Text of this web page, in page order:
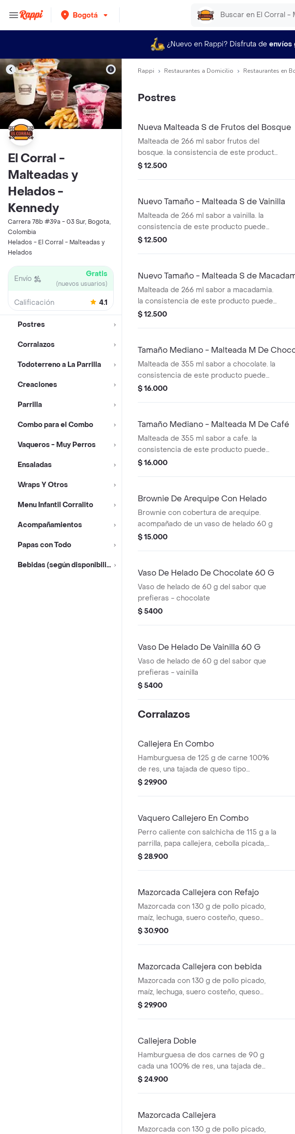
Bogotá
¿Nuevo en Rappi? Disfruta de envíos
El Corral -
Malteadas y
Helados -
Kennedy
Carrera 78b #39a - 03 Sur, Bogota,
Colombia
Helados - El Corral - Malteadas y
Helados
Envío Gratis
(nuevos usuarios)
Calificación 4.1
Postres
Corralazos
Todoterreno a La Parrilla
Creaciones
Parrilla
Combo para el Combo
Vaqueros - Muy Perros
Ensaladas
Wraps Y Otros
Menu Infantil Corralito
Acompañamientos
Papas con Todo
Bebidas (según disponibilidad)
Rappi Restaurantes a Domicilio Restaurantes en
Postres
Nueva Malteada S de Frutos del Bosque
Malteada de 266 ml sabor frutos del
bosque. la consistencia de este producto
puede variar debido al tiempo de
$ 12.500
Nuevo Tamaño - Malteada S de Vainilla
Malteada de 266 ml sabor a vainilla. la
consistencia de este producto puede
variar debido al tiempo de entrega.
$ 12.500
Nuevo Tamaño - Malteada S de
Malteada de 266 ml sabor a macadamia.
la consistencia de este producto puede
variar debido al tiempo de entrega.
$ 12.500
Tamaño Mediano - Malteada M De
Malteada de 355 ml sabor a chocolate. la
consistencia de este producto puede
variar debido al tiempo de entrega.
$ 16.000
Tamaño Mediano - Malteada M De Café
Malteada de 355 ml sabor a cafe. la
consistencia de este producto puede
variar debido al tiempo de entrega
$ 16.000
Brownie De Arequipe Con Helado
Brownie con cobertura de arequipe.
acompañado de un vaso de helado 60 g
$ 15.000
Vaso De Helado De Chocolate 60 G
Vaso de helado de 60 g del sabor que
prefieras - chocolate
$ 5400
Vaso De Helado De Vainilla 60 G
Vaso de helado de 60 g del sabor que
prefieras - vainilla
$ 5400
Corralazos
Callejera En Combo
Hamburguesa de 125 g de carne 100%
de res, una tajada de queso tipo
mozzarella, papas callejera, salsa blanca,
$ 29.900
Vaquero Callejero En Combo
Perro caliente con salchicha de 115 g a la
parrilla, papa callejera, cebolla picada,
salsa blanca, salsa de tomate y mostaza
$ 28.900
Mazorcada Callejera con Refajo
Mazorcada con 130 g de pollo picado,
maíz, lechuga, suero costeño, queso
costeño, salsa BBQ, salsa Corral, salsa
$ 30.900
Mazorcada Callejera con bebida
Mazorcada con 130 g de pollo picado,
maíz, lechuga, suero costeño, queso
costeño, salsa BBQ, salsa Corral, salsa
$ 29.900
Callejera Doble
Hamburguesa de dos carnes de 90 g
cada una 100% de res, una tajada de
queso tipo mozzarella, papas callejera,
$ 24.900
Mazorcada Callejera
Mazorcada con 130 g de pollo picado,